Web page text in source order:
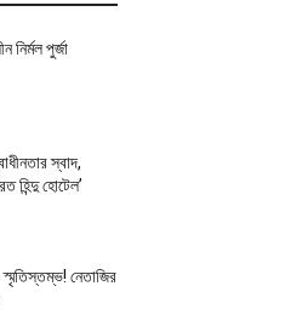
নির্মল পুর্জা
স্বাদ,
হিন্দু হোটেল’
স্মৃতিস্তম্ভ! নেতাজির